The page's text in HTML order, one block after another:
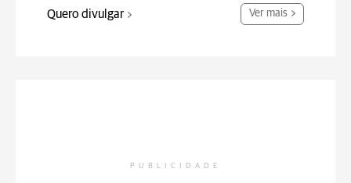
Quero divulgar Ver mais
PUBLICIDADE